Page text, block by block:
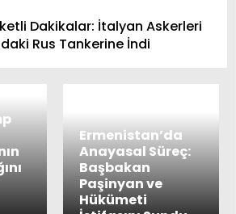
Dakikalar: İtalyan Askerleri
Rus Tankerine İndi
Ermenistan’da
Anayasal Süreç:
Başbakan
Paşinyan ve
Hükümeti